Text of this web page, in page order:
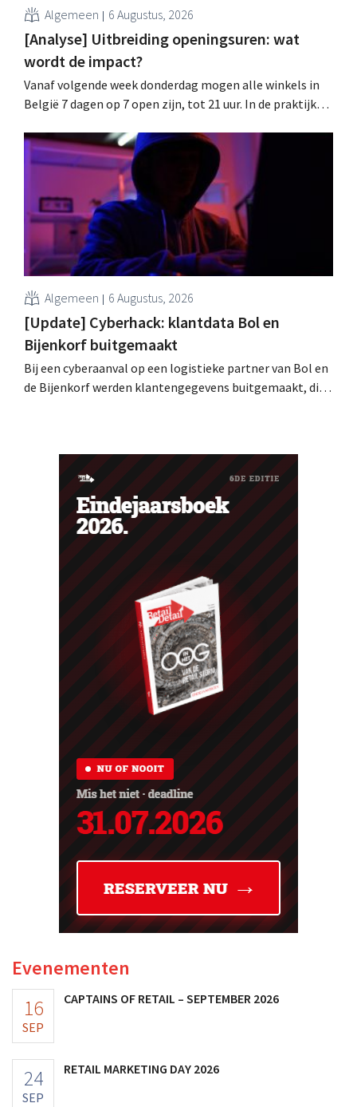
Algemeen 6 Augustus, 2026
[Analyse] Uitbreiding openingsuren: wat
wordt de impact?
Vanaf volgende week donderdag mogen alle winkels in
België 7 dagen op 7 open zijn, tot 21 uur. In de praktijk
arbeidswetgeving een hinderpaal. Is er een gelijk
speelveld?
Algemeen 6 Augustus, 2026
[Update] Cyberhack: klantdata Bol en
Bijenkorf buitgemaakt
Bij een cyberaanval op een logistieke partner van Bol en
de Bijenkorf werden klantengegevens buitgemaakt, die
Evenementen
16
SEP
CAPTAINS OF RETAIL – SEPTEMBER 2026
24
SEP
RETAIL MARKETING DAY 2026